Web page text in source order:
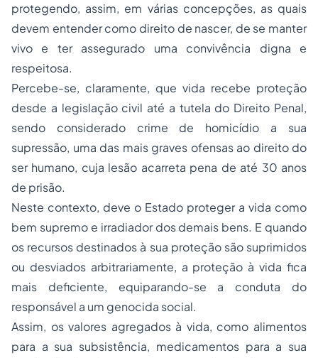
protegendo, assim, em várias concepções, as quais
devem entender como direito de nascer, de se manter
vivo e ter assegurado uma convivência digna e
respeitosa.
Percebe-se, claramente, que vida recebe proteção
desde a legislação civil até a tutela do Direito Penal,
sendo considerado crime de homicídio a sua
supressão, uma das mais graves ofensas ao direito do
ser humano, cuja lesão acarreta pena de até 30 anos
de prisão.
Neste contexto, deve o Estado proteger a vida como
bem supremo e irradiador dos demais bens. E quando
os recursos destinados à sua proteção são suprimidos
ou desviados arbitrariamente, a proteção à vida fica
mais deficiente, equiparando-se a conduta do
responsável a um genocida social.
Assim, os valores agregados à vida, como alimentos
para a sua subsistência, medicamentos para a sua